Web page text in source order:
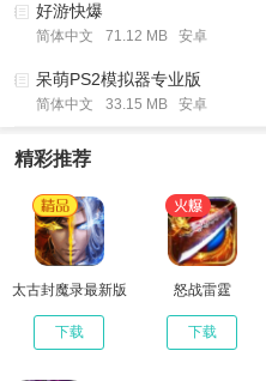
好游快爆
简体中文 71.12 MB 安卓
呆萌PS2模拟器专业版
简体中文 33.15 MB 安卓
精彩推荐
太古封魔录最新版
下载
怒战雷霆
下载